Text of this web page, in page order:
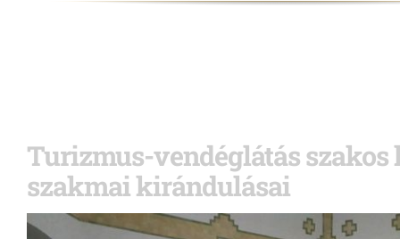
Turizmus-vendéglátás
szakmai kirándulásai